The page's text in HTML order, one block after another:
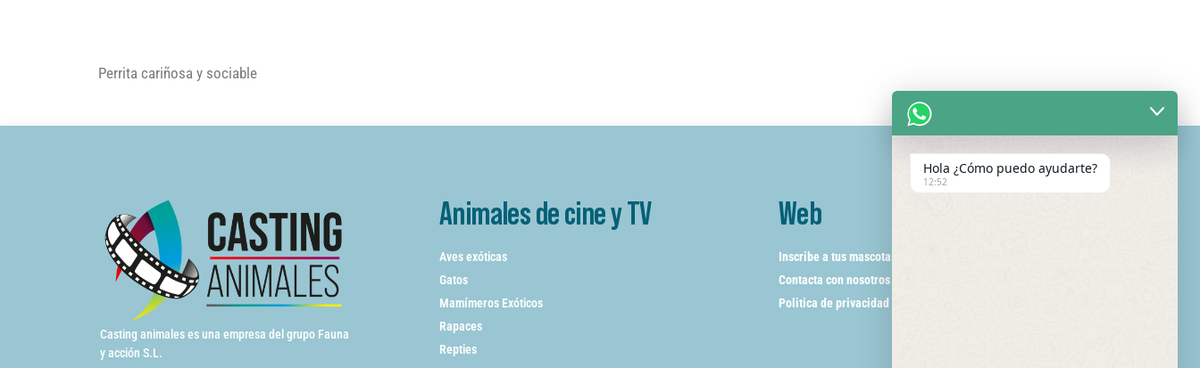
Perrita cariñosa y sociable
Casting animales es una empresa del grupo Fauna
y acción S.L.
Animales de cine y TV
Aves exóticas
Gatos
Mamímeros Exóticos
Rapaces
Repties
Web
Inscribe a tus mascotas
Contacta con nosotros
Politica de privacidad
Hola ¿Cómo puedo ayudarte?
12:52